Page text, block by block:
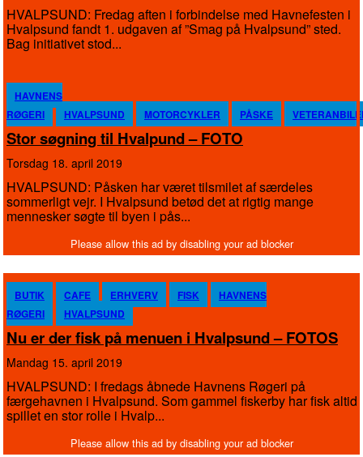
HVALPSUND: Fredag aften i forbindelse med Havnefesten i
Hvalpsund fandt 1. udgaven af ”Smag på Hvalpsund” sted.
Bag initiativet stod...
HAVNENS
RØGERI
HVALPSUND MOTORCYKLER PÅSKE
Stor søgning til Hvalpund – FOTO
torsdag 18. april 2019
HVALPSUND: Påsken har været tilsmilet af særdeles
sommerligt vejr. I Hvalpsund betød det at rigtig mange
mennesker søgte til byen i pås...
BUTIK CAFE ERHVERV FISK
HAVNENS
RØGERI
HVALPSUND
Nu er der fisk på menuen i Hvalpsund – FOTOS
mandag 15. april 2019
HVALPSUND: I fredags åbnede Havnens Røgeri på
færgehavnen i Hvalpsund. Som gammel fiskerby har fisk altid
spillet en stor rolle i Hvalp...